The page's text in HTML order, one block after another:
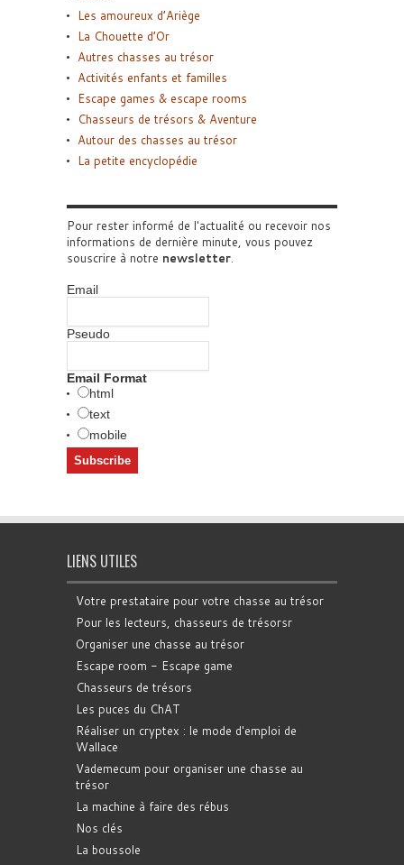
Les amoureux d’Ariège
La Chouette d’Or
Autres chasses au trésor
Activités enfants et familles
Escape games & escape rooms
Chasseurs de trésors & Aventure
Autour des chasses au trésor
La petite encyclopédie
Pour rester informé de l'actualité ou recevoir nos
informations de dernière minute, vous pouvez
souscrire à notre newsletter.
Email
Pseudo
Email Format
html
text
mobile
LIENS UTILES
Votre prestataire pour votre chasse au trésor
Pour les lecteurs, chasseurs de trésorsr
Organiser une chasse au trésor
Escape room - Escape game
Chasseurs de trésors
Les puces du ChAT
Réaliser un cryptex : le mode d'emploi de
Wallace
Vademecum pour organiser une chasse au
trésor
La machine à faire des rébus
Nos clés
La boussole